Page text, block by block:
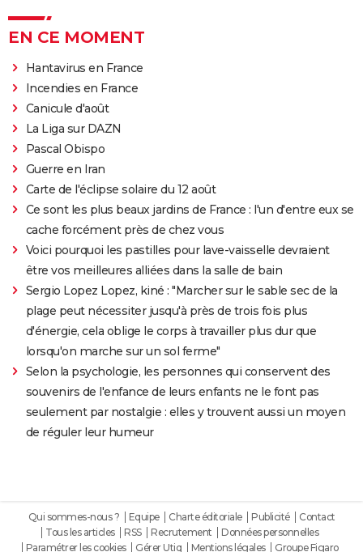
EN CE MOMENT
Hantavirus en France
Incendies en France
Canicule d'août
La Liga sur DAZN
Pascal Obispo
Guerre en Iran
Carte de l'éclipse solaire du 12 août
Ce sont les plus beaux jardins de France : l'un d'entre eux se
cache forcément près de chez vous
Voici pourquoi les pastilles pour lave-vaisselle devraient
être vos meilleures alliées dans la salle de bain
Sergio Lopez Lopez, kiné : "Marcher sur le sable sec de la
plage peut nécessiter jusqu'à près de trois fois plus
d'énergie, cela oblige le corps à travailler plus dur que
lorsqu'on marche sur un sol ferme"
Selon la psychologie, les personnes qui conservent des
souvenirs de l'enfance de leurs enfants ne le font pas
seulement par nostalgie : elles y trouvent aussi un moyen
de réguler leur humeur
Qui sommes-nous ? Equipe Charte éditoriale Publicité
Contact
Tous les articles
RSS Recrutement
Données personnelles
Paramétrer les cookies
Gérer Utiq Mentions légales Groupe Figaro